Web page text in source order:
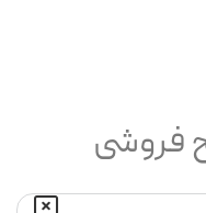
فروشی